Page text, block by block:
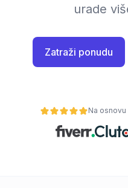
urade
Zatraži ponudu
Na